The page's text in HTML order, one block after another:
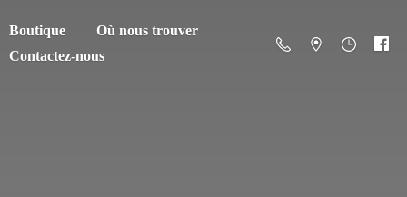
Boutique
Où nous trouver
Contactez-nous